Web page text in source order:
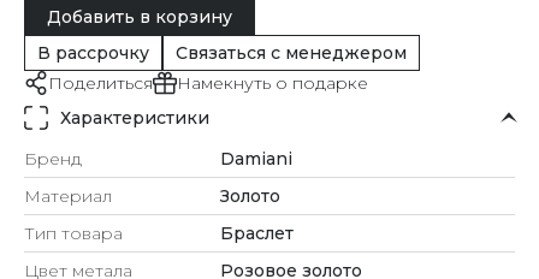
Добавить в корзину
В рассрочку
Связаться с менеджером
Поделиться
Намекнуть о подарке
Характеристики
Бренд
Damiani
Материал
Золото
Тип товара
Браслет
Цвет метала
Розовое золото